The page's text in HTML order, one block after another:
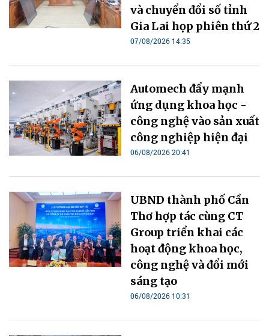
và chuyển đổi số tỉnh
Gia Lai họp phiên thứ 2
07/08/2026 14:35
Automech đẩy mạnh
ứng dụng khoa học -
công nghệ vào sản xuất
công nghiệp hiện đại
06/08/2026 20:41
UBND thành phố Cần
Thơ hợp tác cùng CT
Group triển khai các
hoạt động khoa học,
công nghệ và đổi mới
sáng tạo
06/08/2026 10:31